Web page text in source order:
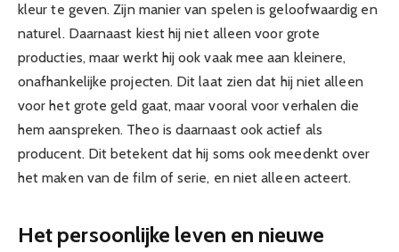
kleur te geven. Zijn manier van spelen is geloofwaardig en
naturel. Daarnaast kiest hij niet alleen voor grote
producties, maar werkt hij ook vaak mee aan kleinere,
onafhankelijke projecten. Dit laat zien dat hij niet alleen
voor het grote geld gaat, maar vooral voor verhalen die
hem aanspreken. Theo is daarnaast ook actief als
producent. Dit betekent dat hij soms ook meedenkt over
het maken van de film of serie, en niet alleen acteert.
Het persoonlijke leven en nieuwe